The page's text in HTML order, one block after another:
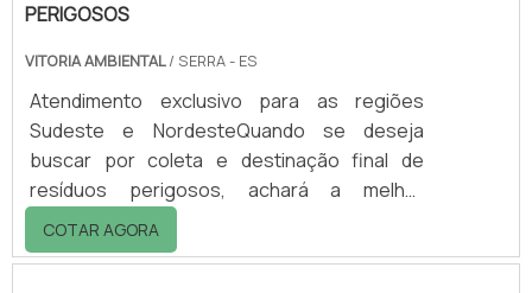
PERIGOSOS
VITORIA AMBIENTAL/ SERRA - ES
Atendimento exclusivo para as regiões
Sudeste e NordesteQuando se deseja
buscar por coleta e destinação final de
resíduos perigosos, achará a melhor
empresa do segmento. Comparando na
vitrine que se chama Soluções Industriais e
COTAR AGORA